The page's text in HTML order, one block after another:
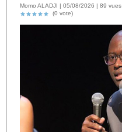
Momo ALADJI | 05/08/2026 | 89 vues
(0 vote)